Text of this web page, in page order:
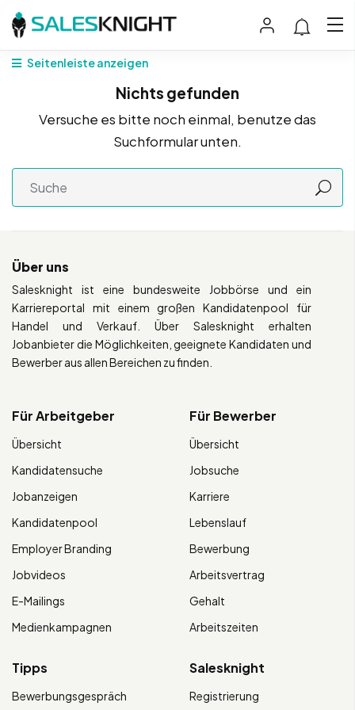
Seitenleiste anzeigen
Nichts gefunden
Versuche es bitte noch einmal, benutze das
Suchformular unten.
Über uns
Salesknight ist eine bundesweite Jobbörse und ein
Karriereportal mit einem großen Kandidatenpool für
Handel und Verkauf. Über Salesknight erhalten
Jobanbieter die Möglichkeiten, geeignete Kandidaten und
Bewerber aus allen Bereichen zu finden.
Für Arbeitgeber
Übersicht
Kandidatensuche
Jobanzeigen
Kandidatenpool
Employer Branding
Jobvideos
E-Mailings
Medienkampagnen
Für Bewerber
Übersicht
Jobsuche
Karriere
Lebenslauf
Bewerbung
Arbeitsvertrag
Gehalt
Arbeitszeiten
Tipps
Bewerbungsgespräch
Salesknight
Registrierung